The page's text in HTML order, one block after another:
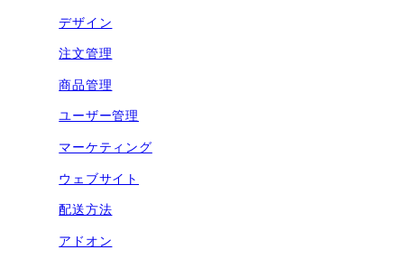
デザイン
注文管理
商品管理
ユーザー管理
マーケティング
ウェブサイト
配送方法
アドオン